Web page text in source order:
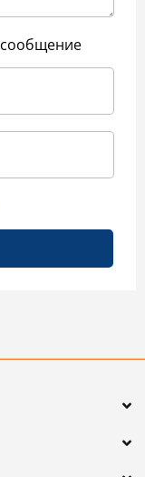
сообщение